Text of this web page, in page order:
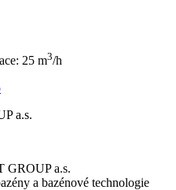
25 m3/h
a.s.
GROUP a.s.
a bazénové technologie